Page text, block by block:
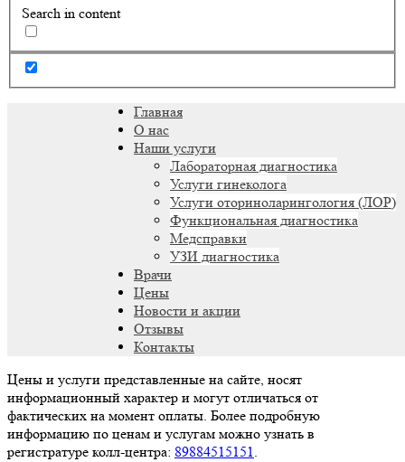
Search in content
Главная
О нас
Наши услуги
Лабораторная диагностика
Услуги гинеколога
Услуги оториноларингология (ЛОР)
Функциональная диагностика
Медсправки
УЗИ диагностика
Врачи
Цены
Новости и акции
Отзывы
Контакты
Цены и услуги представленные на сайте, носят
информационный характер и могут отличаться от
фактических на момент оплаты. Более подробную
информацию по ценам и услугам можно узнать в
регистратуре колл-центра: 89884515151.